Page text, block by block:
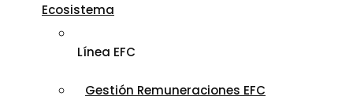
Ecosistema
Línea EFC
Gestión Remuneraciones EFC